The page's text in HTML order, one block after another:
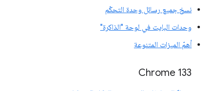
نسخ جميع رسائل وحدة التحكّم
وحدات البايت في لوحة "الذاكرة"
أهمّ الميزات المتنوعة
‫Chrome 133